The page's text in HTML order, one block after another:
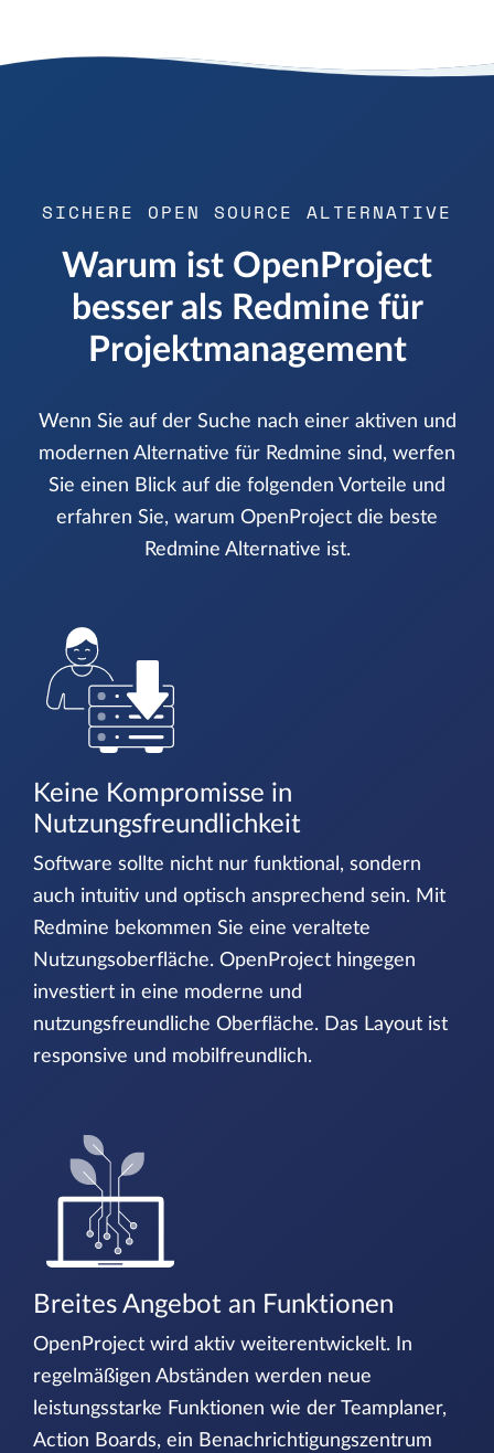
SICHERE OPEN SOURCE ALTERNATIVE
Warum ist OpenProject
besser als Redmine für
Projektmanagement
Wenn Sie auf der Suche nach einer aktiven und
modernen Alternative für Redmine sind, werfen
Sie einen Blick auf die folgenden Vorteile und
erfahren Sie, warum OpenProject die beste
Redmine Alternative ist.
Keine Kompromisse in
Nutzungsfreundlichkeit
Software sollte nicht nur funktional, sondern
auch intuitiv und optisch ansprechend sein. Mit
Redmine bekommen Sie eine veraltete
Nutzungsoberfläche. OpenProject hingegen
investiert in eine moderne und
nutzungsfreundliche Oberfläche. Das Layout ist
responsive und mobilfreundlich.
Breites Angebot an Funktionen
OpenProject wird aktiv weiterentwickelt. In
regelmäßigen Abständen werden neue
leistungsstarke Funktionen wie der Teamplaner,
Action Boards, ein Benachrichtigungszentrum